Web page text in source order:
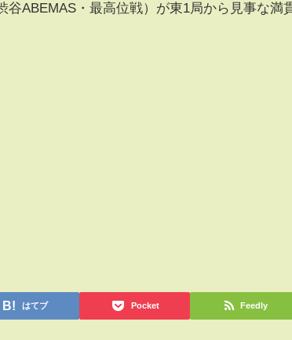
谷ABEMAS・最高位戦）が東1局から見事な満
はてブ Pocket Feedly